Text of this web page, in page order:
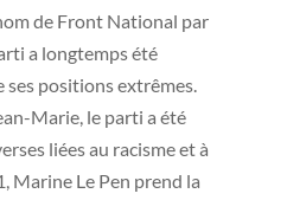
de Front National par
a longtemps été
ses positions extrêmes.
Marie, le parti a été
liées au racisme et à
Marine Le Pen prend la